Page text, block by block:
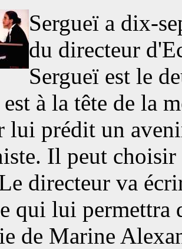
Sergueï a dix-
du directeur
Sergueï est le
à la tête de la
lui prédit un
Il peut
directeur va
qui lui permettra
de Marine